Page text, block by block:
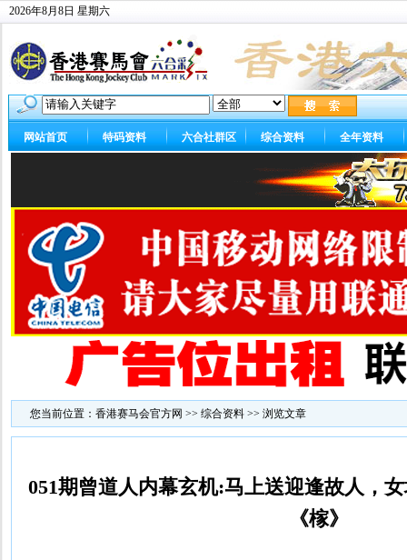
2026年8月8日 星期六
网站首页 特码资料 六合社群区 综合资料 全年资料
您当前位置： 香港赛马会官方网 >> 综合资料 >> 浏览文章
051期曾道人内幕玄机:马上送迎逢故人，
《榢》